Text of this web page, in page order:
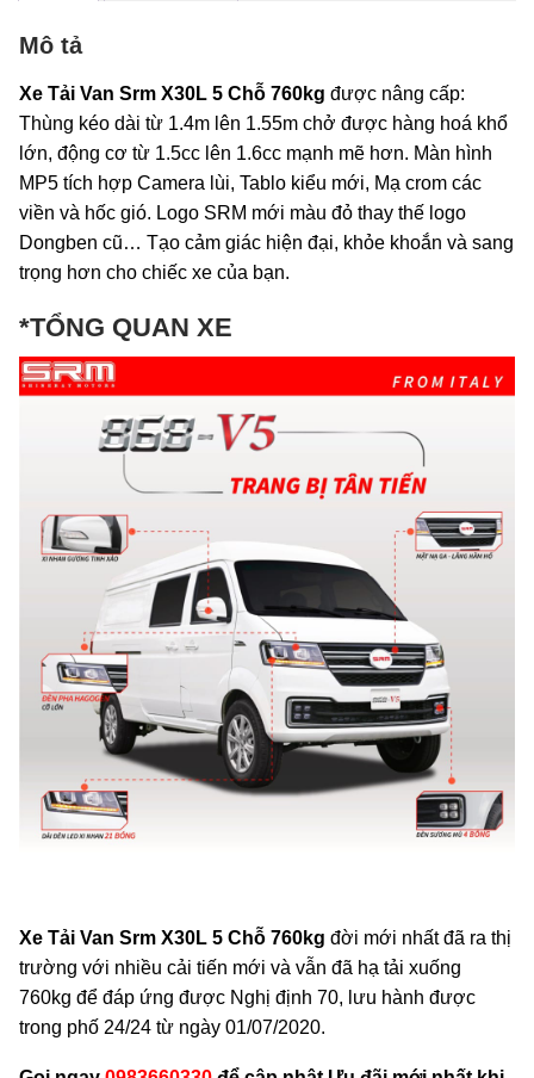
Mô tả
Xe Tải Van Srm X30L 5 Chỗ 760kg được nâng cấp:
Thùng kéo dài từ 1.4m lên 1.55m chở được hàng hoá khổ
lớn, động cơ từ 1.5cc lên 1.6cc mạnh mẽ hơn. Màn hình
MP5 tích hợp Camera lùi, Tablo kiểu mới, Mạ crom các
viền và hốc gió. Logo SRM mới màu đỏ thay thế logo
Dongben cũ… Tạo cảm giác hiện đại, khỏe khoắn và sang
trọng hơn cho chiếc xe của bạn.
*TỔNG QUAN XE
Xe Tải Van Srm X30L 5 Chỗ 760kg đời mới nhất đã ra thị
trường với nhiều cải tiến mới và vẫn đã hạ tải xuống
760kg để đáp ứng được Nghị định 70, lưu hành được
trong phố 24/24 từ ngày 01/07/2020.